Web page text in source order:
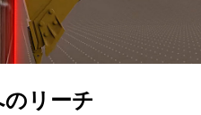
リーチ